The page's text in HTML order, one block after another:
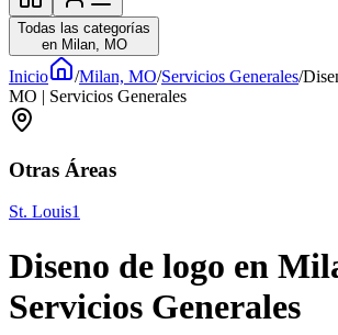
Todas las categorías
en Milan, MO
Inicio /Milan, MO/Servicios Generales/
MO | Servicios Generales
Otras Áreas
St. Louis1
Diseno de logo en
Servicios Generales